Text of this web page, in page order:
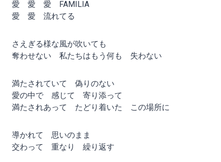
愛 愛 愛 FAMILIA
愛 愛 流れてる
さえぎる様な風が吹いても
奪わせない 私たちはもう何も 失わない
満たされていて 偽りのない
愛の中で 感じて 寄り添って
満たされあって たどり着いた この場所に
導かれて 思いのまま
交わって 重なり 繰り返す